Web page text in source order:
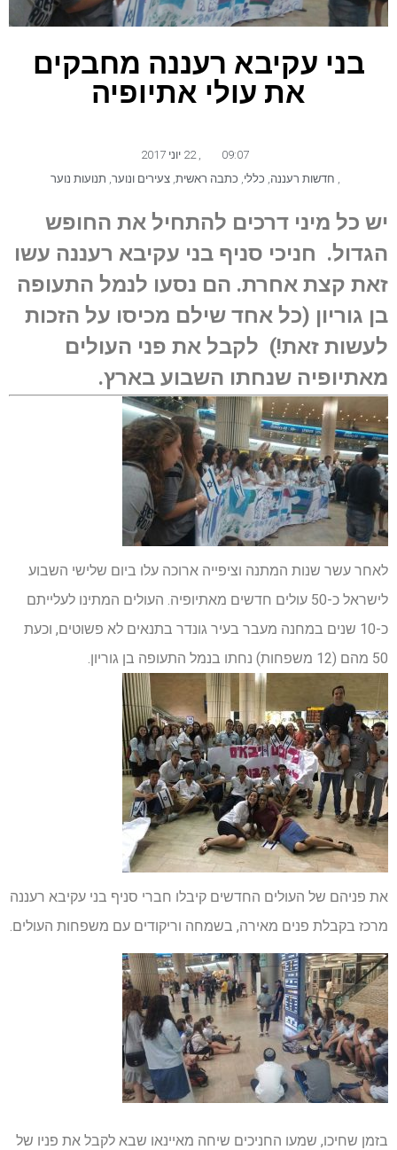
בני עקיבא רעננה מחבקים
את עולי אתיופיה
09:07
חדשות רעננה כללי כתבה ראשית ,צעירים ונוער תנועות נוער
יש כל מיני דרכים להתחיל את החופש
הגדול. חניכי סניף בני עקיבא רעננה עשו
זאת קצת אחרת. הם נסעו לנמל התעופה
בן גוריון (כל אחד שילם מכיסו על הזכות
לעשות זאת!) לקבל את פני העולים
מאתיופיה שנחתו השבוע בארץ.
לאחר עשר שנות המתנה וציפייה ארוכה עלו ביום שלישי השבוע
לישראל כ-50 עולים חדשים מאתיופיה. העולים המתינו לעלייתם
כ-10 שנים במחנה מעבר בעיר גונדר בתנאים לא פשוטים, וכעת
50 מהם (12 משפחות) נחתו בנמל התעופה בן גוריון.
את פניהם של העולים החדשים קיבלו חברי סניף בני עקיבא רעננה
מרכז בקבלת פנים מאירה, בשמחה וריקודים עם משפחות העולים.
בזמן שחיכו, שמעו החניכים שיחה מאיינאו שבא לקבל את פניו של